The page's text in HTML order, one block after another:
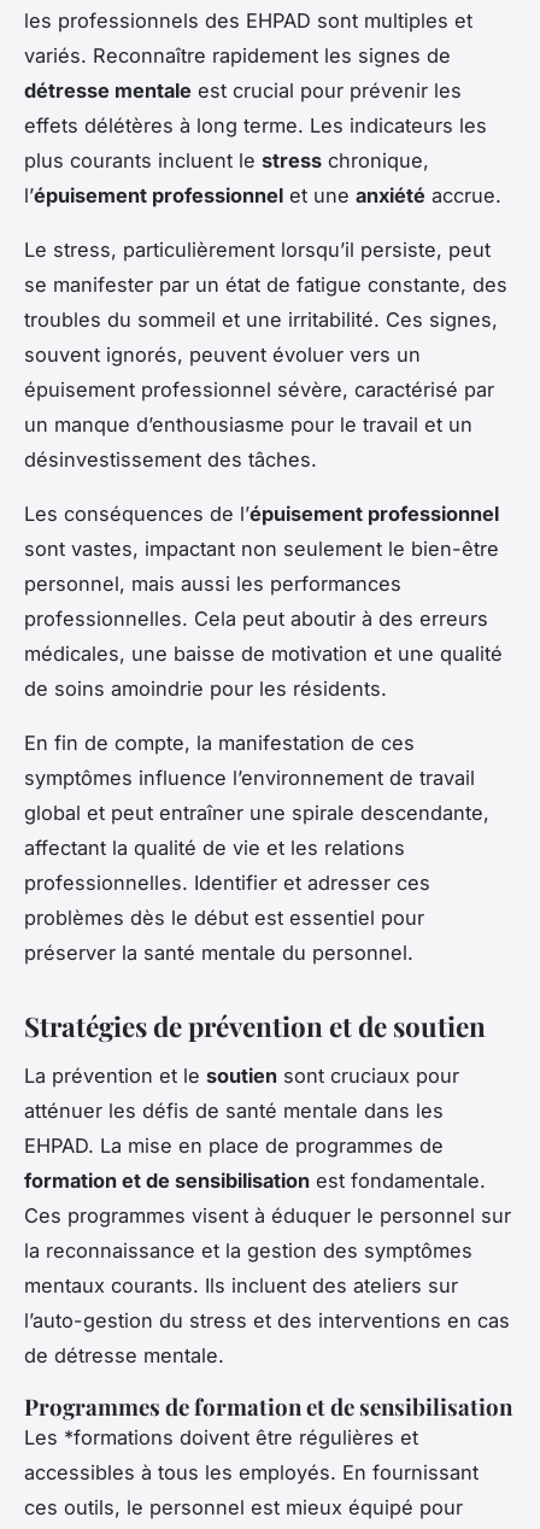
les professionnels des EHPAD sont multiples et
variés. Reconnaître rapidement les signes de
détresse mentale est crucial pour prévenir les
effets délétères à long terme. Les indicateurs les
plus courants incluent le stress chronique,
l’épuisement professionnel et une anxiété accrue.
Le stress, particulièrement lorsqu’il persiste, peut
se manifester par un état de fatigue constante, des
troubles du sommeil et une irritabilité. Ces signes,
souvent ignorés, peuvent évoluer vers un
épuisement professionnel sévère, caractérisé par
un manque d’enthousiasme pour le travail et un
désinvestissement des tâches.
Les conséquences de l’épuisement professionnel
sont vastes, impactant non seulement le bien-être
personnel, mais aussi les performances
professionnelles. Cela peut aboutir à des erreurs
médicales, une baisse de motivation et une qualité
de soins amoindrie pour les résidents.
En fin de compte, la manifestation de ces
symptômes influence l’environnement de travail
global et peut entraîner une spirale descendante,
affectant la qualité de vie et les relations
professionnelles. Identifier et adresser ces
problèmes dès le début est essentiel pour
préserver la santé mentale du personnel.
Stratégies de prévention et de soutien
La prévention et le soutien sont cruciaux pour
atténuer les défis de santé mentale dans les
EHPAD. La mise en place de programmes de
formation et de sensibilisation est fondamentale.
Ces programmes visent à éduquer le personnel sur
la reconnaissance et la gestion des symptômes
mentaux courants. Ils incluent des ateliers sur
l’auto-gestion du stress et des interventions en cas
de détresse mentale.
Programmes de formation et de sensibilisation
Les *formations doivent être régulières et
accessibles à tous les employés. En fournissant
ces outils, le personnel est mieux équipé pour